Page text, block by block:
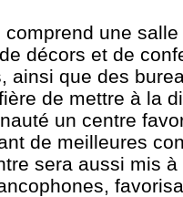
une
décors et de
ainsi que des
de mettre à la
un centre
de meilleures
sera aussi mis